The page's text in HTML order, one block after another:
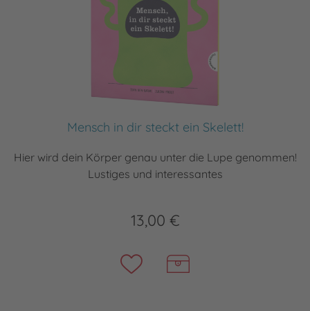
Mensch in dir steckt ein Skelett!
Hier wird dein Körper genau unter die Lupe genommen!
Lustiges und interessantes
13,00 €